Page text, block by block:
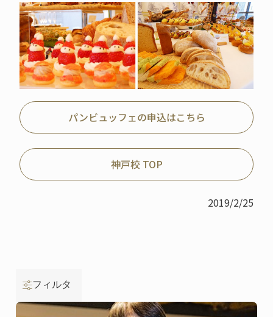
パンビュッフェの申込はこちら
神戸校 TOP
2019/2/25
フィルタ